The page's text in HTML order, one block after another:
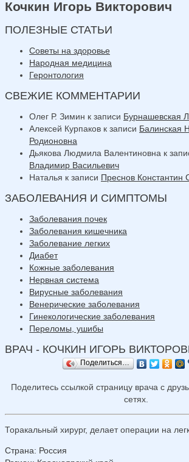
Кочкин Игорь Викторович
ПОЛЕЗНЫЕ СТАТЬИ
Советы на здоровье
Народная медицина
Геронтология
СВЕЖИЕ КОММЕНТАРИИ
Олег Р. Зимин к записи Бурнашевская
Алексей Курпаков к записи Балинская
Родионовна
Дьякова Людмила Валентиновна к
Владимир Васильевич
Наталья к записи Преснов Константин
ЗАБОЛЕВАНИЯ И СИМПТОМЫ
Заболевания почек
Заболевания кишечника
Заболевание легких
Диабет
Кожные заболевания
Нервная система
Вирусные заболевания
Венерические заболевания
Гинекологические заболевания
Переломы, ушибы
ВРАЧ - КОЧКИН ИГОРЬ
Поделиться…
Поделитесь ссылкой страницу врача с
сетях.
Торакальный хирург, делает операции на
Страна: Россия